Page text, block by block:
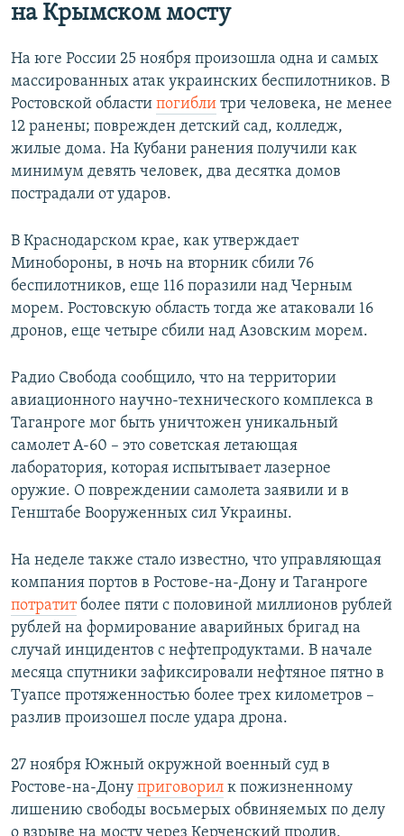
на Крымском мосту
На юге России 25 ноября произошла одна и самых
массированных атак украинских беспилотников. В
Ростовской области погибли три человека, не менее
12 ранены; поврежден детский сад, колледж,
жилые дома. На Кубани ранения получили как
минимум девять человек, два десятка домов
пострадали от ударов.
В Краснодарском крае, как утверждает
Минобороны, в ночь на вторник сбили 76
беспилотников, еще 116 поразили над Черным
морем. Ростовскую область тогда же атаковали 16
дронов, еще четыре сбили над Азовским морем.
Радио Свобода сообщило, что на территории
авиационного научно-технического комплекса в
Таганроге мог быть уничтожен уникальный
самолет А-60 – это советская летающая
лаборатория, которая испытывает лазерное
оружие. О повреждении самолета заявили и в
Генштабе Вооруженных сил Украины.
На неделе также стало известно, что управляющая
компания портов в Ростове-на-Дону и Таганроге
потратитболее пяти с половиной миллионов рублей
рублей на формирование аварийных бригад на
случай инцидентов с нефтепродуктами. В начале
месяца спутники зафиксировали нефтяное пятно в
Туапсе протяженностью более трех километров –
разлив произошел после удара дрона.
27 ноября Южный окружной военный суд в
Ростове-на-Дону приговорил к пожизненному
лишению свободы восьмерых обвиняемых по делу